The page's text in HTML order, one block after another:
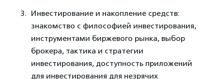
Инвестирование и накопление средств:
знакомство с философией инвестирования,
инструментами биржевого рынка, выбор
брокера, тактика и стратегии
инвестирования, доступность приложений
для инвестирования для незрячих